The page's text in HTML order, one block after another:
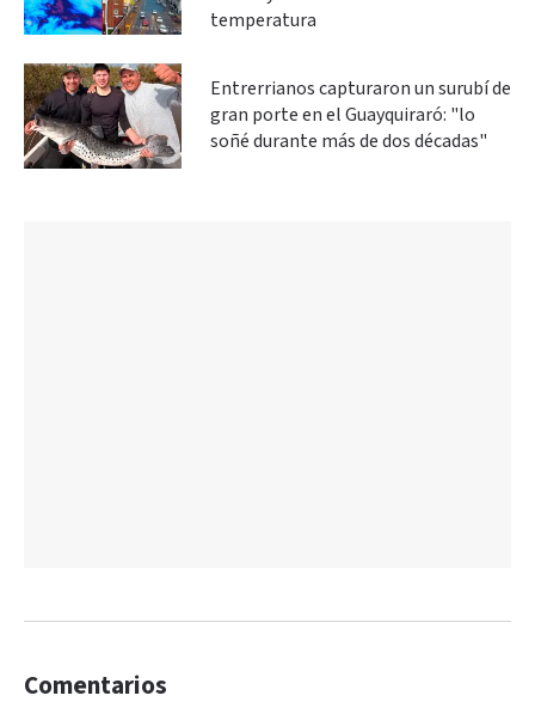
temperatura
Entrerrianos capturaron un surubí de
gran porte en el Guayquiraró: "lo
soñé durante más de dos décadas"
Comentarios